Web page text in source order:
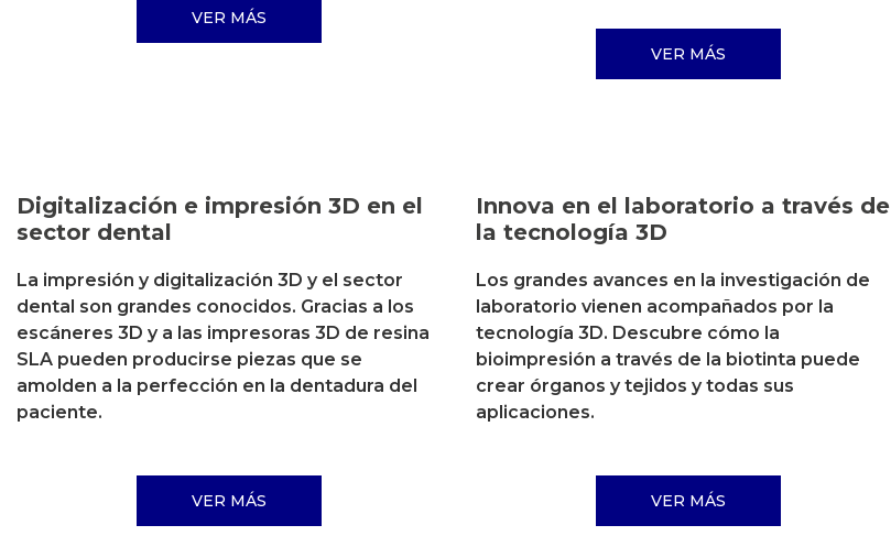
VER MÁS
VER MÁS
Digitalización e impresión 3D en el
sector dental
La impresión y digitalización 3D y el sector
dental son grandes conocidos. Gracias a los
escáneres 3D y a las impresoras 3D de resina
SLA pueden producirse piezas que se
amolden a la perfección en la dentadura del
paciente.
VER MÁS
Innova en el laboratorio a través de
la tecnología 3D
Los grandes avances en la investigación de
laboratorio vienen acompañados por la
tecnología 3D. Descubre cómo la
bioimpresión a través de la biotinta puede
crear órganos y tejidos y todas sus
aplicaciones.
VER MÁS